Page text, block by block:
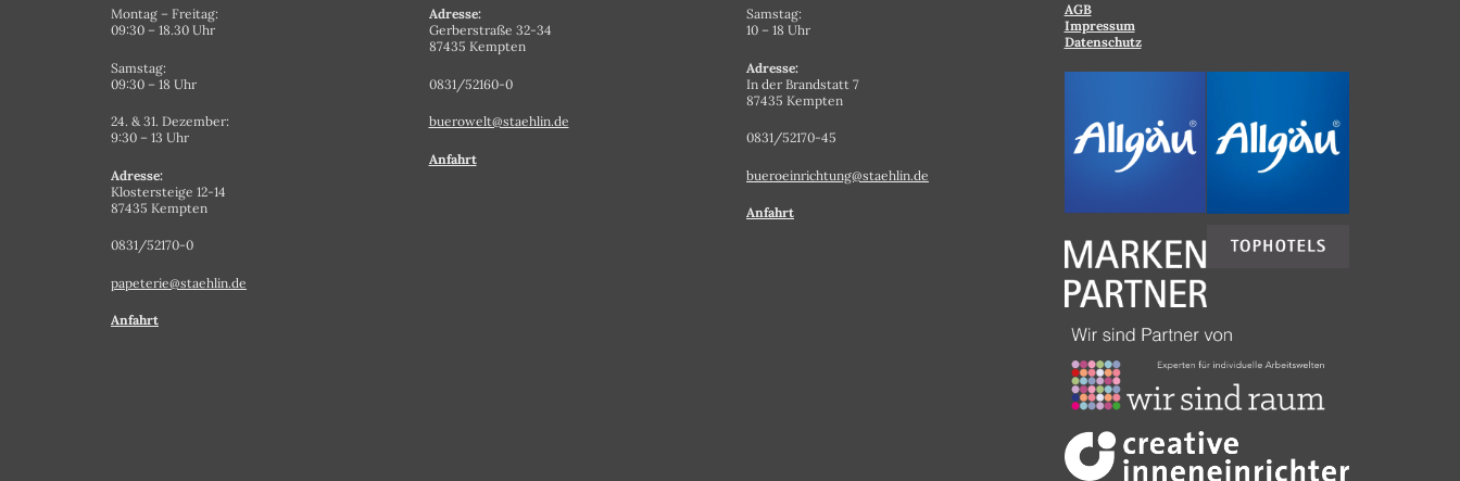
Montag – Freitag:
09:30 – 18.30 Uhr
Samstag:
09:30 – 18 Uhr
24. & 31. Dezember:
9:30 – 13 Uhr
Adresse:
Klostersteige 12-14
87435 Kempten
0831/52170-0
papeterie@staehlin.de
Anfahrt
Adresse:
Gerberstraße 32-34
87435 Kempten
0831/52160-0
buerowelt@staehlin.de
Anfahrt
Samstag:
10 – 18 Uhr
Adresse:
In der Brandstatt 7
87435 Kempten
0831/52170-45
bueroeinrichtung@staehlin.de
Anfahrt
AGB
Impressum
Datenschutz